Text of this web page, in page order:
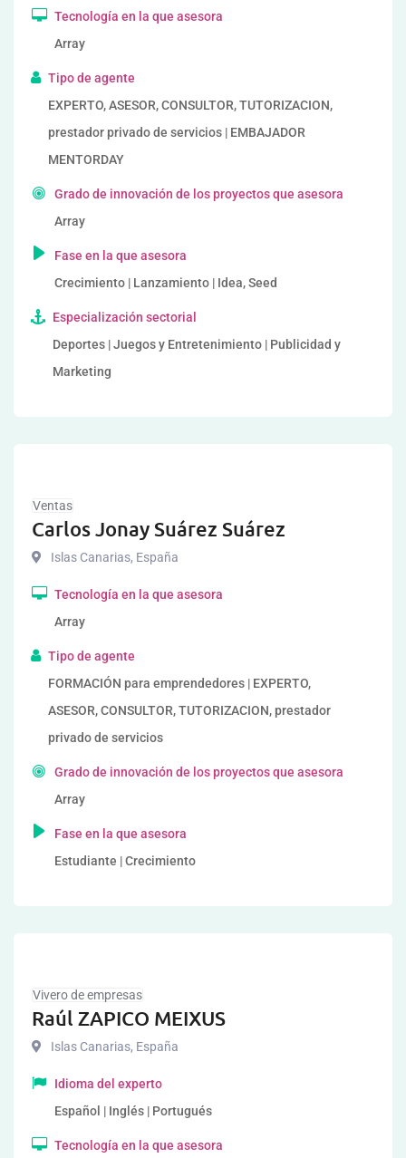
Tecnología en la que asesora
Array
Tipo de agente
EXPERTO, ASESOR, CONSULTOR, TUTORIZACION,
prestador privado de servicios | EMBAJADOR
MENTORDAY
Grado de innovación de los proyectos que asesora
Array
Fase en la que asesora
Crecimiento | Lanzamiento | Idea, Seed
Especialización sectorial
Deportes | Juegos y Entretenimiento | Publicidad y
Marketing
Ventas
Carlos Jonay Suárez Suárez
Islas Canarias, España
Tecnología en la que asesora
Array
Tipo de agente
FORMACIÓN para emprendedores | EXPERTO,
ASESOR, CONSULTOR, TUTORIZACION, prestador
privado de servicios
Grado de innovación de los proyectos que asesora
Array
Fase en la que asesora
Estudiante | Crecimiento
Vivero de empresas
Raúl ZAPICO MEIXUS
Islas Canarias, España
Idioma del experto
Español | Inglés | Portugués
Tecnología en la que asesora